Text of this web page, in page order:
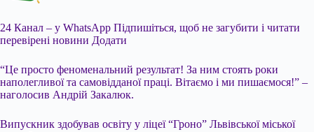
24 Канал – у WhatsApp Підпишіться, щоб не загубити і читати
перевірені новини Додати
“Це просто феноменальний результат! За ним стоять роки
наполегливої та самовідданої праці. Вітаємо і ми пишаємося!” –
наголосив Андрій Закалюк.
Випускник здобував освіту у ліцеї “Гроно” Львівської міської